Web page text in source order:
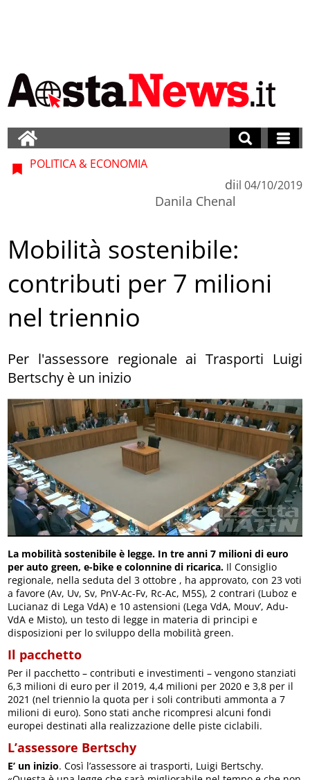
POLITICA & ECONOMIA
di
Danila Chenal
il 04/10/2019
Mobilità sostenibile:
contributi per 7 milioni
nel triennio
Per l'assessore regionale ai Trasporti Luigi
Bertschy è un inizio
La mobilità sostenibile è legge. In tre anni 7 milioni di euro
per auto green, e-bike e colonnine di ricarica. Il Consiglio
regionale, nella seduta del 3 ottobre , ha approvato, con 23 voti
a favore (Av, Uv, Sv, PnV-Ac-Fv, Rc-Ac, M5S), 2 contrari (Luboz e
Lucianaz di Lega VdA) e 10 astensioni (Lega VdA, Mouv’, Adu-
VdA e Misto), un testo di legge in materia di principi e
disposizioni per lo sviluppo della mobilità green.
Il pacchetto
Per il pacchetto – contributi e investimenti – vengono stanziati
6,3 milioni di euro per il 2019, 4,4 milioni per 2020 e 3,8 per il
2021 (nel triennio la quota per i soli contributi ammonta a 7
milioni di euro). Sono stati anche ricompresi alcuni fondi
europei destinati alla realizzazione delle piste ciclabili.
L’assessore Bertschy
E’ un inizio. Così l’assessore ai trasporti, Luigi Bertschy.